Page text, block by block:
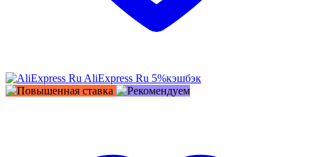
AliExpress Ru 5%кэшбэк